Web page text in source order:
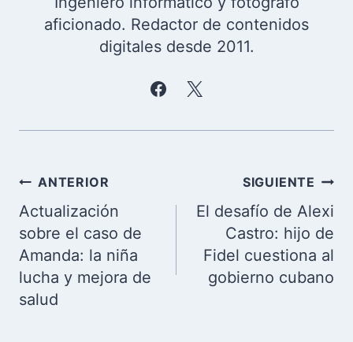
aficionado. Redactor de contenidos
digitales desde 2011.
Navegación
de
entradas
ANTERIOR
Actualización
sobre el caso de
Amanda: la niña
lucha y mejora de
salud
SIGUIENTE
El desafío de Alexi
Castro: hijo de
Fidel cuestiona al
gobierno cubano